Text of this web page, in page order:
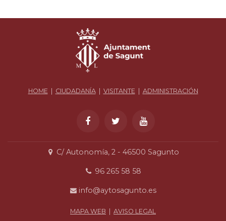
HOME| CIUDADANÍA| VISITANTE| ADMINISTRACIÓN
C/ Autonomía, 2 - 46500 Sagunto
96 265 58 58
info@aytosagunto.es
MAPA WEB AVISO LEGAL